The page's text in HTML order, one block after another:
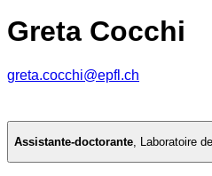
Greta Cocchi
greta.cocchi@epfl.ch
Assistante-doctorante, Laboratoire